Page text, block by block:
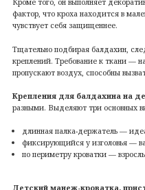
фактор, что кроха находится в
чувствует себя защищеннее.
Тщательно подбирая балдахин,
креплений. Требование к ткани —
пропускают воздух, способны
Крепления для балдахина на
разными. Выделяют три основных
длинная палка-держатель —
фиксирующийся у изголовья —
по периметру кроватки —
Детский манеж-кроватка,